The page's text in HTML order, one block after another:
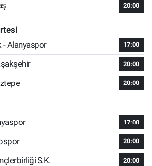
20:00
- Alanyaspor
17:00
20:00
20:00
17:00
20:00
S.K. 20:00